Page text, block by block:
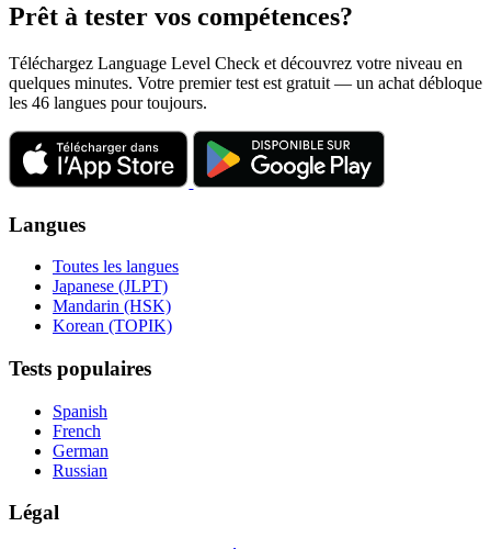
Prêt à tester vos compétences?
Téléchargez Language Level Check et découvrez votre niveau en
quelques minutes. Votre premier test est gratuit — un achat débloque
les 46 langues pour toujours.
Langues
Toutes les langues
Japanese (JLPT)
Mandarin (HSK)
Korean (TOPIK)
Tests populaires
Spanish
French
German
Russian
Légal